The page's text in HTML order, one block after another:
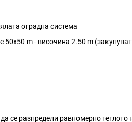
оградна система
m - височина 2.50 m
се разпредели равномерно